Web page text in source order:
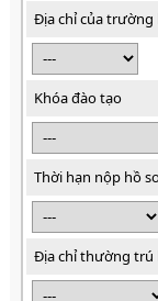
Địa chỉ của trường
Khóa đào tạo
Thời hạn nộp hồ
Địa chỉ thường trú